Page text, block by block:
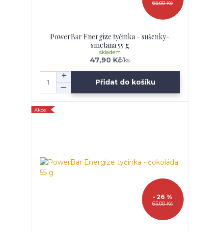
65,00 Kč
PowerBar Energize tyčinka - sušenky-
smetana 55 g
47,90 Kč/ks
skladem
Přidat do košíku
Akce
65,00 Kč
- 26 %